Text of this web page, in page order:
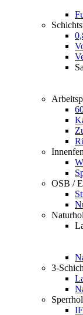
OSB /
3-